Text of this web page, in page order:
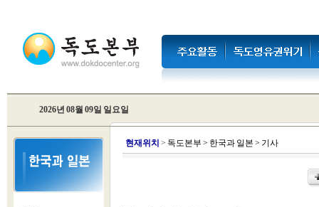
2026년 08월 09일 일요일
현재위치 > 독도본부 > 한국과 일본 > 기사